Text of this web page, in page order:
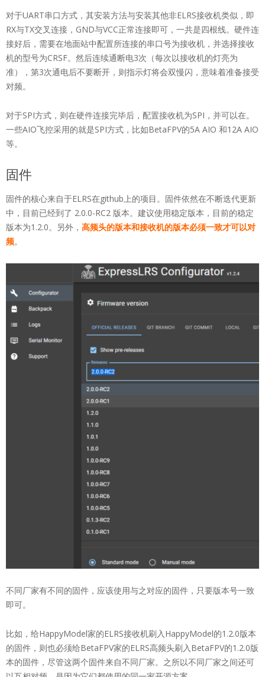
对于UART串口方式，其安装方法与安装其他非ELRS接收机类似，即
RX与TX交叉连接，GND与VCC正常连接即可，一共是四根线。硬件连
接好后，需要在地面站中配置所连接的串口号为接收机，并选择接收
机的型号为CRSF。然后连续通断电3次（每次以接收机的灯亮为
准），第3次通电后不要断开，则指示灯将会双慢闪，意味着准备接受
对频。
对于SPI方式，则在硬件连接完毕后，配置接收机为SPI，并可以在。
一些AIO飞控采用的就是SPI方式，比如BetaFPV的5A AIO 和12A AIO
等。
固件
固件的核心来自于ELRS在github上的项目。固件依然在不断迭代更新
中，目前已经到了 2.0.0-RC2 版本。建议使用稳定版本，目前的稳定
版本为1.2.0。另外， 高频头的版本和接收机的版本必须一致才可以对
频。
不同厂家有不同的固件，应该使用与之对应的固件，只要版本号一致
即可。
比如，给HappyModel家的ELRS接收机刷入HappyModel的1.2.0版本
的固件，则也必须给BetaFPV家的ELRS高频头刷入BetaFPV的1.2.0版
本的固件，尽管这两个固件来自不同厂家。之所以不同厂家之间还可